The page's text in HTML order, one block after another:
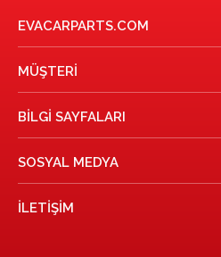
EVACARPARTS.COM
MÜŞTERI
BILGI SAYFALARI
SOSYAL MEDYA
İLETIŞIM